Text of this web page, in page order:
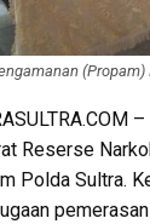
(Propam)
Reserse
Polda Sultra.